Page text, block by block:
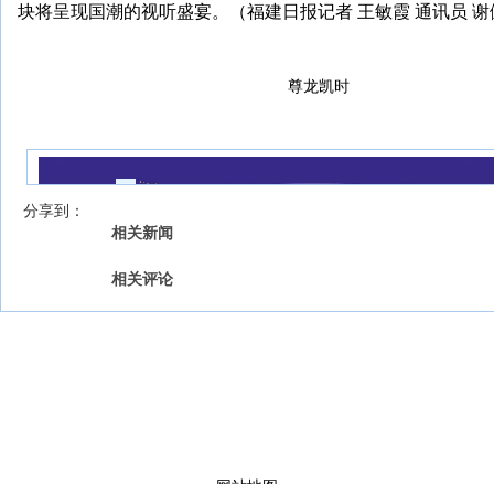
块将呈现国潮的视听盛宴。（福建日报记者 王敏霞 通讯员 谢
尊龙凯时
分享到：
相关新闻
相关评论